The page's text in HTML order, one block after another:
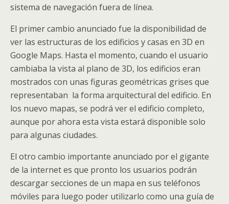
sistema de navegación fuera de línea.
El primer cambio anunciado fue la disponibilidad de
ver las estructuras de los edificios y casas en 3D en
Google Maps. Hasta el momento, cuando el usuario
cambiaba la vista al plano de 3D, los edificios eran
mostrados con unas figuras geométricas grises que
representaban la forma arquitectural del edificio. En
los nuevo mapas, se podrá ver el edificio completo,
aunque por ahora esta vista estará disponible solo
para algunas ciudades.
El otro cambio importante anunciado por el gigante
de la internet es que pronto los usuarios podrán
descargar secciones de un mapa en sus teléfonos
móviles para luego poder utilizarlo como una guía de